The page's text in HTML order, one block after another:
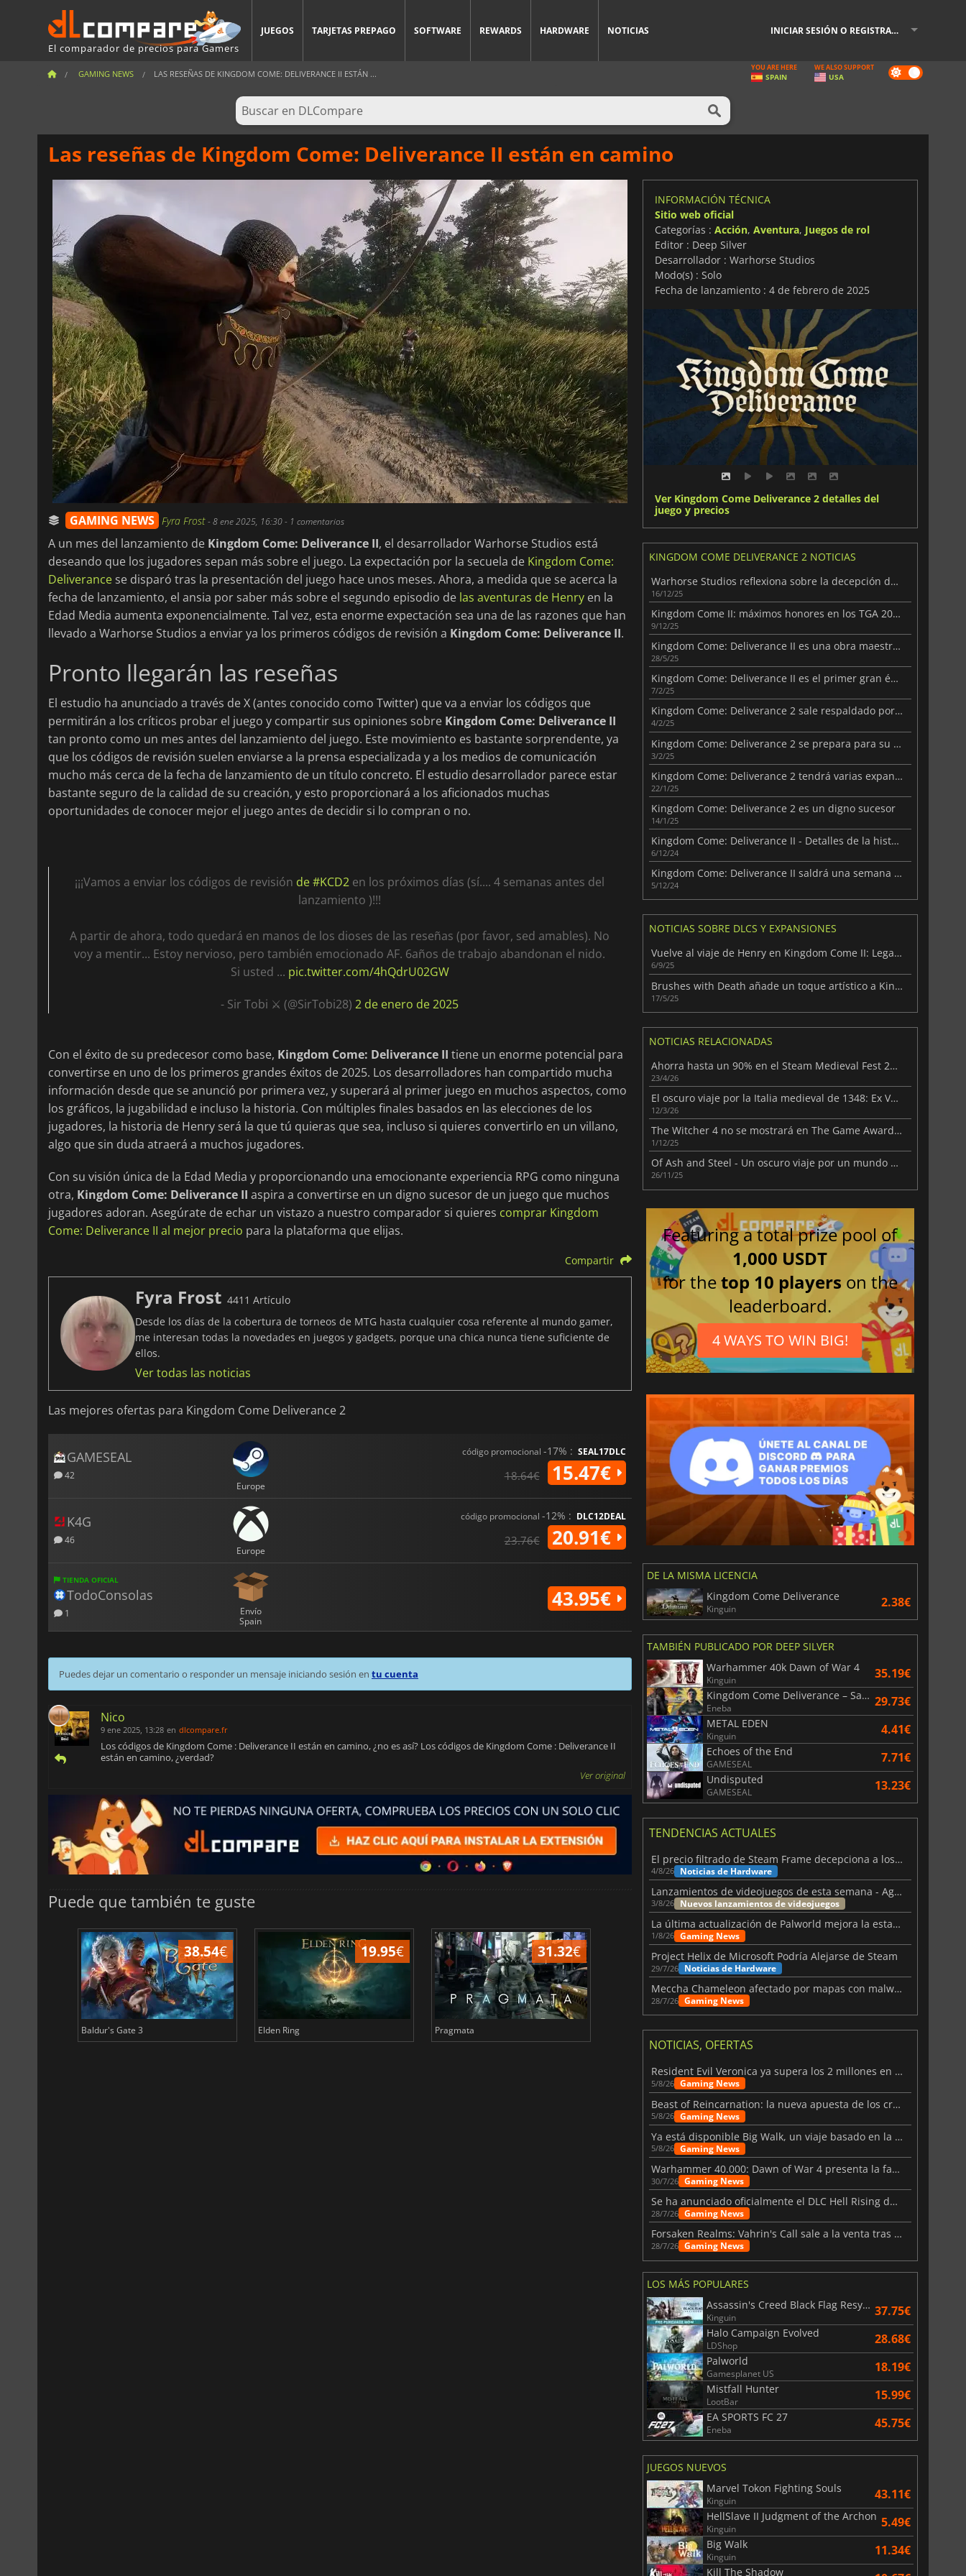
El comparador de precios para Gamers
JUEGOS TARJETAS PREPAGO SOFTWARE REWARDS HARDWARE NOTICIAS INICIAR SESIÓN O REGISTRARSE
GAMING NEWS LAS RESEÑAS DE KINGDOM COME: DELIVERANCE II ESTÁN ... Dark
mode
YOU ARE HERE
SPAIN
WE ALSO SUPPORT
USA
Las reseñas de Kingdom Come: Deliverance II están en camino
GAMING NEWS Fyra Frost-8 ene 2025, 16:30- 1 comentarios
A un mes del lanzamiento de Kingdom Come: Deliverance II, el desarrollador Warhorse Studios está
deseando que los jugadores sepan más sobre el juego. La expectación por la secuela de Kingdom Come:
Deliverance se disparó tras la presentación del juego hace unos meses. Ahora, a medida que se acerca la
fecha de lanzamiento, el ansia por saber más sobre el segundo episodio de las aventuras de Henry en la
Edad Media aumenta exponencialmente. Tal vez, esta enorme expectación sea una de las razones que han
llevado a Warhorse Studios a enviar ya los primeros códigos de revisión a Kingdom Come: Deliverance II.
Pronto llegarán las reseñas
El estudio ha anunciado a través de X (antes conocido como Twitter) que va a enviar los códigos que
permitirán a los críticos probar el juego y compartir sus opiniones sobre Kingdom Come: Deliverance II
tan pronto como un mes antes del lanzamiento del juego. Este movimiento es bastante sorprendente, ya
que los códigos de revisión suelen enviarse a la prensa especializada y a los medios de comunicación
mucho más cerca de la fecha de lanzamiento de un título concreto. El estudio desarrollador parece estar
bastante seguro de la calidad de su creación, y esto proporcionará a los aficionados muchas
oportunidades de conocer mejor el juego antes de decidir si lo compran o no.
¡¡¡Vamos a enviar los códigos de revisión de #KCD2 en los próximos días (sí.... 4 semanas antes del
lanzamiento )!!!
A partir de ahora, todo quedará en manos de los dioses de las reseñas (por favor, sed amables). No
voy a mentir... Estoy nervioso, pero también emocionado AF. 6años de trabajo abandonan el nido.
Si usted ... pic.twitter.com/4hQdrU02GW
- Sir Tobi ⚔ (@SirTobi28)2 de enero de 2025
Con el éxito de su predecesor como base, Kingdom Come: Deliverance II tiene un enorme potencial para
convertirse en uno de los primeros grandes éxitos de 2025. Los desarrolladores han compartido mucha
información desde que se anunció por primera vez, y superará al primer juego en muchos aspectos, como
los gráficos, la jugabilidad e incluso la historia. Con múltiples finales basados en las elecciones de los
jugadores, la historia de Henry será la que tú quieras que sea, incluso si quieres convertirlo en un villano,
algo que sin duda atraerá a muchos jugadores.
Con su visión única de la Edad Media y proporcionando una emocionante experiencia RPG como ninguna
otra, Kingdom Come: Deliverance II aspira a convertirse en un digno sucesor de un juego que muchos
jugadores adoran. Asegúrate de echar un vistazo a nuestro comparador si quieres comprar Kingdom
Come: Deliverance II al mejor precio para la plataforma que elijas.
Compartir
Fyra Frost 4411 Artículo
Desde los días de la cobertura de torneos de MTG hasta cualquier cosa referente al mundo gamer,
me interesan todas la novedades en juegos y gadgets, porque una chica nunca tiene suficiente de
ellos.
Ver todas las noticias
Las mejores ofertas para Kingdom Come Deliverance 2
GAMESEAL
42
Europe
código promocional -17% : SEAL17DLC
18.64€ 15.47€
K4G
46
Europe
código promocional -12% : DLC12DEAL
23.76€ 20.91€
TIENDA OFICIAL
TodoConsolas
1
Envío
Spain
43.95€
Puedes dejar un comentario o responder un mensaje iniciando sesión en tu cuenta
Nico
9 ene 2025, 13:28 en dlcompare.fr
Los códigos de Kingdom Come : Deliverance II están en camino, ¿no es así? Los códigos de Kingdom Come : Deliverance II
están en camino, ¿verdad?
Ver original
Puede que también te guste
38.54€
Baldur's Gate 3
19.95€
Elden Ring
31.32€
Pragmata
6.76€
Total War WARHAMMER 3
15.48
Lies Of P
INFORMACIÓN TÉCNICA
Sitio web oficial
Categorías : Acción, Aventura, Juegos de rol
Editor : Deep Silver
Desarrollador : Warhorse Studios
Modo(s) : Solo
Fecha de lanzamiento : 4 de febrero de 2025
Ver Kingdom Come Deliverance 2 detalles del
juego y precios
KINGDOM COME DELIVERANCE 2 NOTICIAS
Warhorse Studios reflexiona sobre la decepción de TGA 2025
16/12/25
Kingdom Come II: máximos honores en los TGA 2025
9/12/25
Kingdom Come: Deliverance II es una obra maestra medieval
28/5/25
Kingdom Come: Deliverance II es el primer gran éxito del año
7/2/25
Kingdom Come: Deliverance 2 sale respaldado por sólidas puntuaciones
4/2/25
Kingdom Come: Deliverance 2 se prepara para su lanzamiento con un resumen
3/2/25
Kingdom Come: Deliverance 2 tendrá varias expansiones
22/1/25
Kingdom Come: Deliverance 2 es un digno sucesor
14/1/25
Kingdom Come: Deliverance II - Detalles de la historia revelados
6/12/24
Kingdom Come: Deliverance II saldrá una semana antes
5/12/24
NOTICIAS SOBRE DLCS Y EXPANSIONES
Vuelve al viaje de Henry en Kingdom Come II: Legacy of the Forge
6/9/25
Brushes with Death añade un toque artístico a Kingdom Come: Deliverance II
17/5/25
NOTICIAS RELACIONADAS
Ahorra hasta un 90% en el Steam Medieval Fest 2026
23/4/26
El oscuro viaje por la Italia medieval de 1348: Ex Voto
12/3/26
The Witcher 4 no se mostrará en The Game Awards 2025
1/12/25
Of Ash and Steel - Un oscuro viaje por un mundo en ruinas
26/11/25
Featuring a total prize pool of
1,000 USDT
for thetop 10 players on the
leaderboard.
4 WAYS TO WIN BIG!
DE LA MISMA LICENCIA
Kingdom Come Deliverance
Kinguin 2.38€
TAMBIÉN PUBLICADO POR DEEP SILVER
Warhammer 40k Dawn of War 4
Kinguin 35.19€
Kingdom Come Deliverance – Saga Bundle
Eneba 29.73€
METAL EDEN
Kinguin 4.41€
Echoes of the End
GAMESEAL 7.71€
Undisputed
GAMESEAL 13.23€
TENDENCIAS ACTUALES
El precio filtrado de Steam Frame decepciona a los usuarios
4/8/26 Noticias de Hardware
Lanzamientos de videojuegos de esta semana - Agosto de 2026 (semana 32)
3/8/26 Nuevos lanzamientos de videojuegos
La última actualización de Palworld mejora la estabilidad
1/8/26 Gaming News
Project Helix de Microsoft Podría Alejarse de Steam
29/7/26 Noticias de Hardware
Meccha Chameleon afectado por mapas con malware y Discord
28/7/26 Gaming News
NOTICIAS, OFERTAS
Resident Evil Veronica ya supera los 2 millones en listas de deseados
5/8/26 Gaming News
Beast of Reincarnation: la nueva apuesta de los creadores de Pokémon
5/8/26 Gaming News
Ya está disponible Big Walk, un viaje basado en la amistad
5/8/26 Gaming News
Warhammer 40.000: Dawn of War 4 presenta la facción de los Necrones
30/7/26 Gaming News
Se ha anunciado oficialmente el DLC Hell Rising de Nioh 3
28/7/26 Gaming News
Forsaken Realms: Vahrin's Call sale a la venta tras una década
28/7/26 Gaming News
LOS MÁS POPULARES
Assassin's Creed Black Flag Resynced
Kinguin 37.75€
Halo Campaign Evolved
LDShop 28.68€
Palworld
Gamesplanet US 18.19€
Mistfall Hunter
LootBar 15.99€
EA SPORTS FC 27
Eneba 45.75€
JUEGOS NUEVOS
Marvel Tokon Fighting Souls
Kinguin 43.11€
HellSlave II Judgment of the Archon
Kinguin 5.49€
Big Walk
Kinguin 11.34€
Kill The Shadow